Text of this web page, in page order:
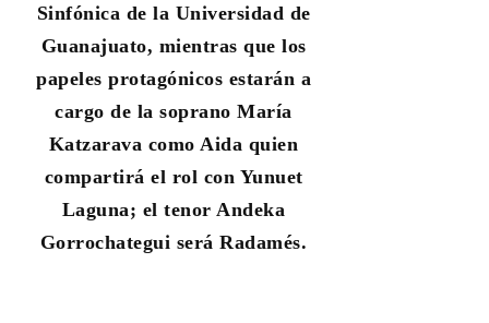
Sinfónica de la Universidad de
Guanajuato, mientras que los
papeles protagónicos estarán a
cargo de la soprano María
Katzarava como Aida quien
compartirá el rol con Yunuet
Laguna; el tenor Andeka
Gorrochategui será Radamés.